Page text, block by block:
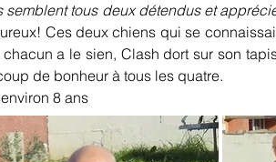
tous deux détendus et
Ces deux chiens qui se
a le sien, Clash dort sur son
de bonheur à tous les quatre.
8 ans